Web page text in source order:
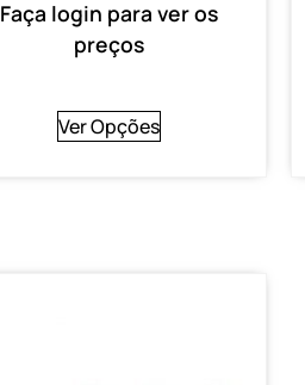
Faça login para ver os
preços
Ver Opções